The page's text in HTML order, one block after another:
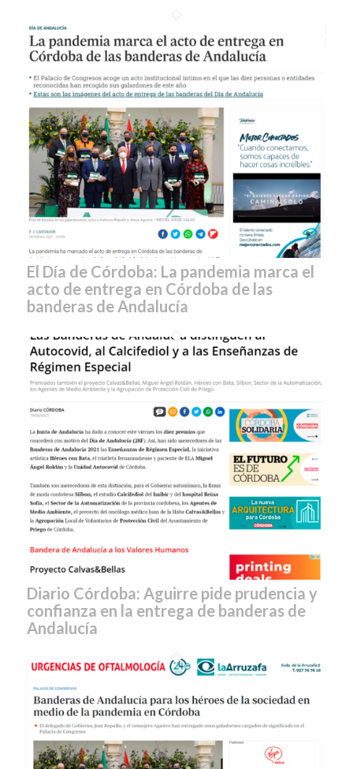
El Día de Córdoba: La pandemia marca el
acto de entrega en Córdoba de las
banderas de Andalucía
Diario Córdoba: Aguirre pide prudencia y
confianza en la entrega de banderas de
Andalucía